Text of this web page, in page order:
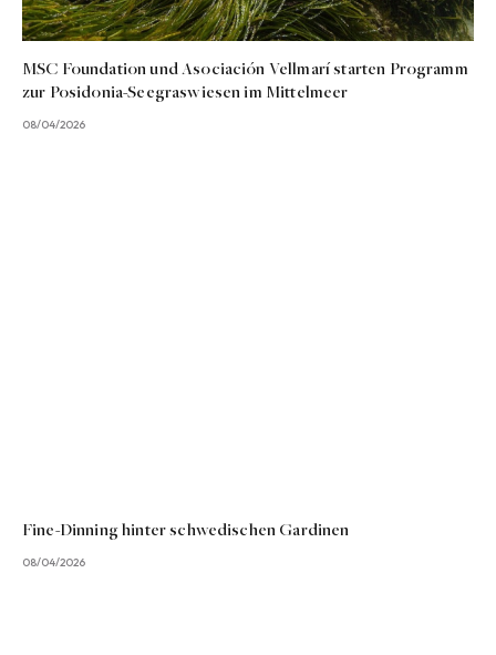
MSC Foundation und Asociación Vellmarí starten Programm
zur Posidonia-Seegraswiesen im Mittelmeer
08/04/2026
Fine-Dinning hinter schwedischen Gardinen
08/04/2026